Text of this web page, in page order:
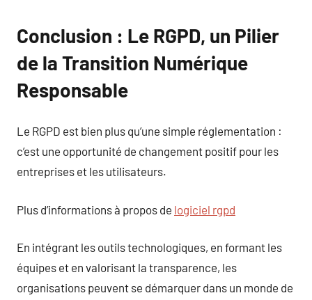
Conclusion : Le RGPD, un Pilier
de la Transition Numérique
Responsable
Le RGPD est bien plus qu’une simple réglementation :
c’est une opportunité de changement positif pour les
entreprises et les utilisateurs.
Plus d’informations à propos de logiciel rgpd
En intégrant les outils technologiques, en formant les
équipes et en valorisant la transparence, les
organisations peuvent se démarquer dans un monde de